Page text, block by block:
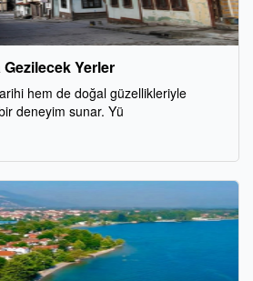
Yerler
hem de doğal güzellikleriyle
deneyim sunar. Yü